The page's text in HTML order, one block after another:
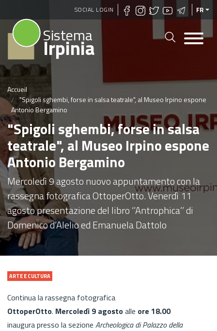
Aller
SOCIAL LOGIN FR
Sistema
Irpinia
Accueil
"Spigoli sghembi, forse in salsa teatrale", al Museo Irpino espone
Antonio Bergamino
"Spigoli sghembi, forse in salsa
teatrale", al Museo Irpino espone
Antonio Bergamino
Mercoledì 9 agosto nuovo appuntamento con la
rassegna fotografica OttoperOtto. Venerdì 11
agosto presentazione del libro ‘’Antrophica’’ di
Domenico d’Alelio ed Emanuela Dattolo
ARTE E CULTURA
Continua la rassegna fotografica
OttoperOtto. Mercoledì 9 agostoalle ore 18.00
inaugura presso la sezione Archeologica di Palazzo della